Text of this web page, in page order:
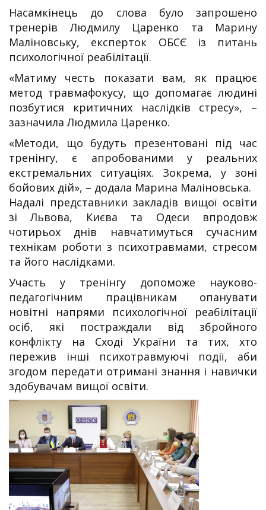
Насамкінець до слова було запрошено
тренерів Людмилу Царенко та Марину
Маліновську, експерток ОБСЄ із питань
психологічної реабілітації.
«Матиму честь показати вам, як працює
метод травмафокусу, що допомагає людині
позбутися критичних наслідків стресу», –
зазначила Людмила Царенко.
«Методи, що будуть презентовані під час
тренінгу, є апробованими у реальних
екстремальних ситуаціях. Зокрема, у зоні
бойових дій», – додала Марина Маліновська.
Надалі представники закладів вищої освіти
зі Львова, Києва та Одеси впродовж
чотирьох днів навчатимуться сучасним
технікам роботи з психотравмами, стресом
та його наслідками.
Участь у тренінгу допоможе науково-
педагогічним працівникам опанувати
новітні напрями психологічної реабілітації
осіб, які постраждали від збройного
конфлікту на Сході України та тих, хто
пережив інші психотравмуючі події, аби
згодом передати отримані знання і навички
здобувачам вищої освіти.